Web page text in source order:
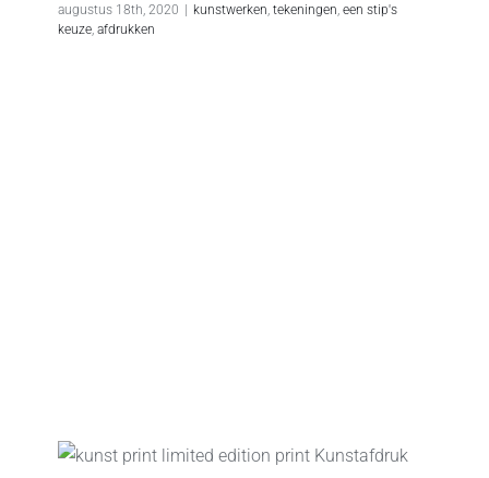
augustus 18th, 2020 kunstwerken, tekeningen, een stip's
keuze, afdrukken